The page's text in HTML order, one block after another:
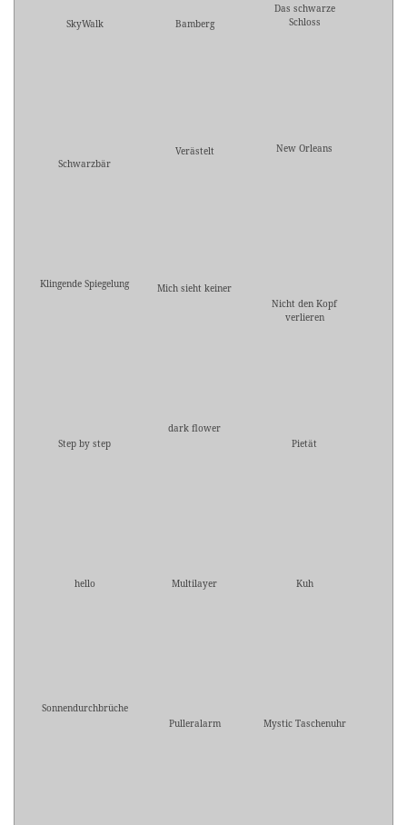
SkyWalk Bamberg
Das schwarze
Schloss
Schwarzbär
Verästelt New Orleans
Klingende Spiegelung
Mich sieht keiner
Nicht den Kopf
verlieren
Step by step
dark flower
Pietät
hello Multilayer Kuh
Sonnendurchbrüche
Pulleralarm
Mystic Taschenuhr